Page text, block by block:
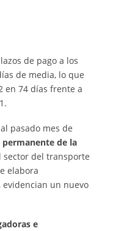
de pago a los
de media, lo que
en 74 días frente a
pasado mes de
de la
sector del transporte
elabora
evidencian un nuevo
e